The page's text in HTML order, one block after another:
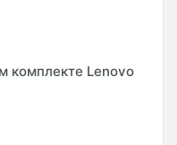
комплекте Lenovo